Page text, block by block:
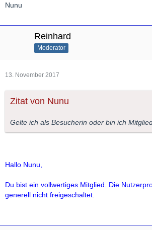
Nunu
Reinhard
Moderator
13. November 2017
Zitat von Nunu
Gelte ich als Besucherin oder bin ich
Hallo Nunu,
Du bist ein vollwertiges Mitglied. Die
generell nicht freigeschaltet.